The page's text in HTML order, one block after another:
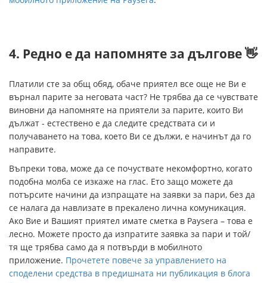
4. Редно е да напомняте за дългове 👋
Платили сте за общ обяд, обаче приятел все още не Ви е
върнал парите за неговата част? Не трябва да се чувствате
виновни да напомняте на приятели за парите, които Ви
дължат - естествено е да следите средствата си и
получаването на това, което Ви се дължи, е начинът да го
направите.
Въпреки това, може да се почуствате некомфортно, когато
подобна молба се изкаже на глас. Ето защо можете да
потърсите начини да изпращате на заявки за пари, без да
се налага да навлизате в прекалено лична комуникация.
Ако Вие и Вашият приятел имате сметка в Paysera – това е
лесно. Можете просто да изпратите заявка за пари и той/
тя ще трябва само да я потвърди в мобилното
приложение. Прочетете повече за управлението на
споделени средства в предишната ни публикация в блога